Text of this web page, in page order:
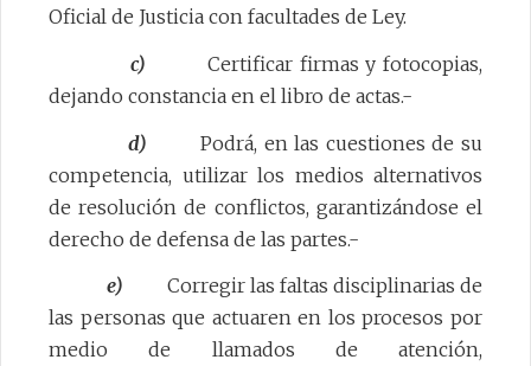
Oficial de Justicia con facultades de Ley.
c) Certificar firmas y fotocopias,
dejando constancia en el libro de actas.-
d)Podrá, en las cuestiones de su
competencia, utilizar los medios alternativos
de resolución de conflictos, garantizándose el
derecho de defensa de las partes.-
e) Corregir las faltas disciplinarias de
las personas que actuaren en los procesos por
medio de llamados de atención,